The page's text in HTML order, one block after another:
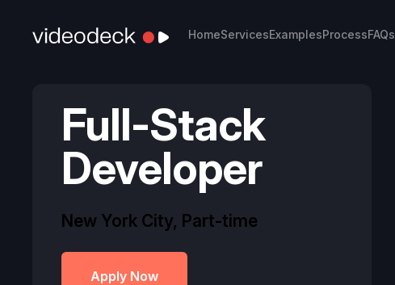
HomeServicesExamplesProcessFAQs
Full-Stack
Developer
New York City, Part-time
Apply Now